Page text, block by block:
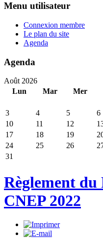
Menu utilisateur
Connexion membre
Le plan du site
Agenda
Agenda
Août 2026
Lun
Mar Mer
3
4 5 6
10
11 12
17
18 19
24
25 26
31
Règlement
CNEP 2022